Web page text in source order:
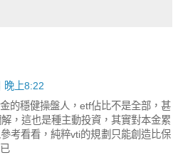
晚上8:22
的穩健操盤人，etf佔比不是全部，甚
，這也是種主動投資，其實對本金累
考看看，純粹vti的規劃只能創造比保